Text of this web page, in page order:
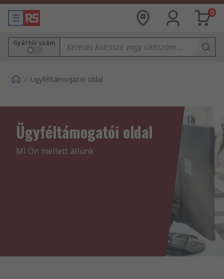
0
Gyártói szám
/ Ügyféltámogatói oldal
Ügyféltámogatói oldal
Mi Ön mellett állunk